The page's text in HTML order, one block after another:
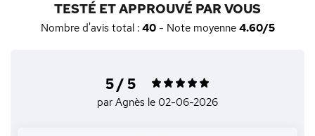
TESTÉ ET APPROUVÉ PAR VOUS
Nombre d'avis total : 40- Note moyenne 4.60/5
5 / 5
par Agnès le 02-06-2026